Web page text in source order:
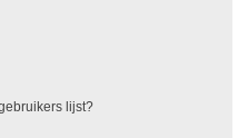
lijst?